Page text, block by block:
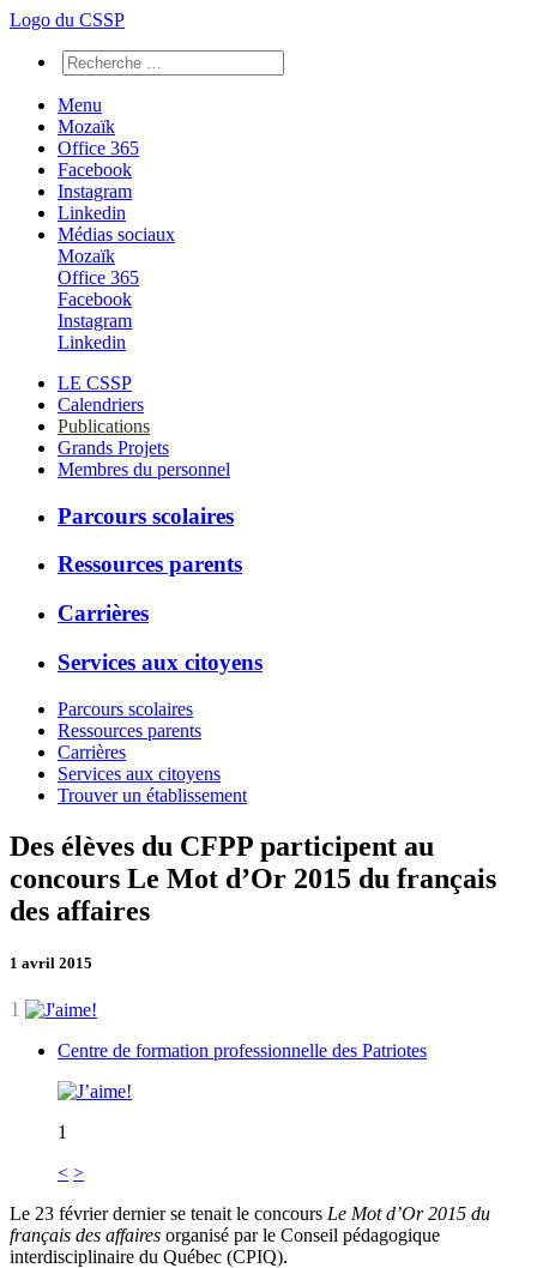
Logo du CSSP
Menu
Mozaïk
Office 365
Facebook
Instagram
Linkedin
Médias sociaux
Mozaïk
Office 365
Facebook
Instagram
Linkedin
LE CSSP
Calendriers
Publications
Grands Projets
Membres du personnel
Parcours scolaires
Ressources parents
Carrières
Services aux citoyens
Parcours scolaires
Ressources parents
Carrières
Services aux citoyens
Trouver un établissement
Des élèves du CFPP participent au
concours Le Mot d’Or 2015 du français
des affaires
1 avril 2015
1
Centre de formation professionnelle des Patriotes
1
< >
Le 23 février dernier se tenait le concours Le Mot d’Or 2015 du
français des affaires organisé par le Conseil pédagogique
interdisciplinaire du Québec (CPIQ).